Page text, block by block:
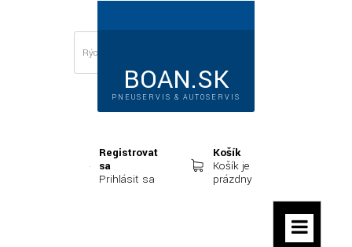
BOAN.SK
PNEUSERVIS & AUTOSERVIS
Registrovať
sa
Prihlásiť sa
Košík
Košík je
prázdny